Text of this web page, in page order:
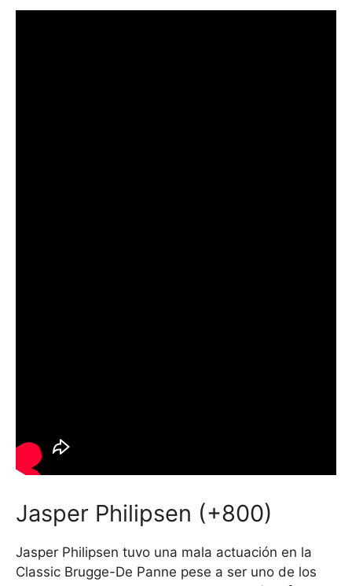
Jasper Philipsen (+800)
Jasper Philipsen tuvo una mala actuación en la
Classic Brugge-De Panne pese a ser uno de los